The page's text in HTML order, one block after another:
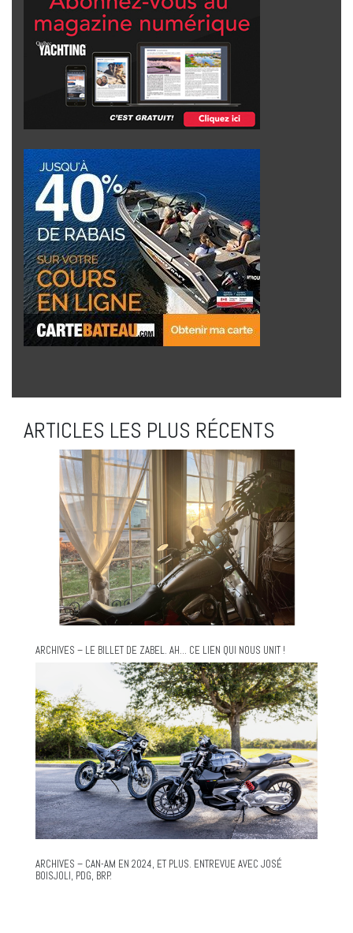
ARTICLES LES PLUS RÉCENTS
ARCHIVES – LE BILLET DE ZABEL. AH… CE LIEN QUI NOUS UNIT !
ARCHIVES – CAN-AM EN 2024, ET PLUS. ENTREVUE AVEC JOSÉ
BOISJOLI, PDG, BRP.